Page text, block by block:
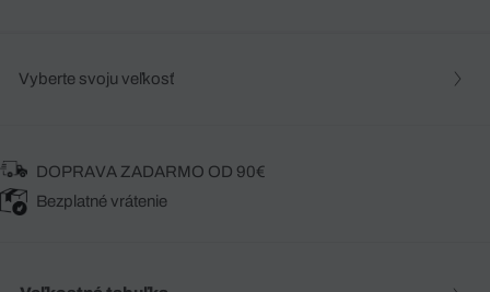
Vyberte svoju veľkosť
DOPRAVA ZADARMO OD 90€
Bezplatné vrátenie